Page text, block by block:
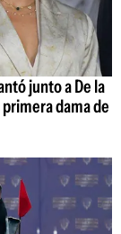
junto a De la
dama de